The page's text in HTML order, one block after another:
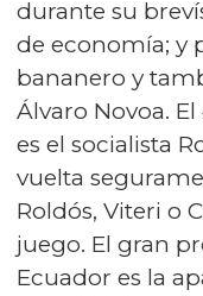
durante su
de economía; y
bananero y
Álvaro Novoa.
es el socialista
vuelta
Roldós, Viteri o
juego. El gran
Ecuador es la